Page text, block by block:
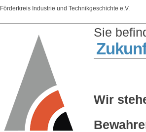
Förderkreis Industrie und Technikgeschichte e.V.
Sie
Wir